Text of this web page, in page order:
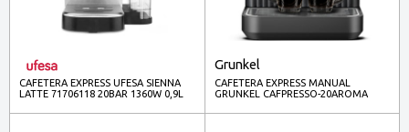
CAFETERA EXPRESS UFESA SIENNA
LATTE 71706118 20BAR 1360W 0,9L
Grunkel
CAFETERA EXPRESS MANUAL
GRUNKEL CAFPRESSO-20AROMA